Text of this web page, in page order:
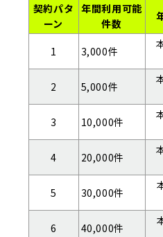
契約パタ
ーン
年間利用可能
件数
1
3,000件
2
5,000件
3
10,000件
4
20,000件
5
30,000件
6
40,000件